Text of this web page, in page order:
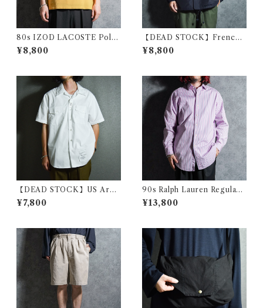
80s IZOD LACOSTE Polo
Shirts Yellow Made in USA
アイゾッド ラコステ ポロシャ
¥8,800
【DEAD STOCK】French
Military Shcool Marin Park
a フランス軍 士官学校 マリン
¥8,800
【DEAD STOCK】US Arm
y Short-Sleeve Utility Shirt
s アメリカ軍 半袖 ユーティリ
¥7,800
90s Ralph Lauren Regular
Collar Stripe Dress Shirts
Pink ラルフローレン レギュラ
¥13,800